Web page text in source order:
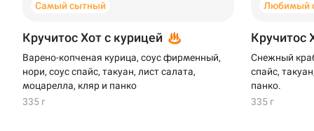
Самый сытный
Кручитос Хот с курицей
Варено-копченая курица, соус фирменный,
нори, соус спайс, такуан, лист салата,
моцарелла, кляр и панко
335 г
Любимый
Кручитос
Снежный
спайс,
панко.
335 г